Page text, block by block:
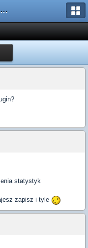
AMXX.pl: Support AMX Mod X i SourceMod
statystyk
zapisz i tyle